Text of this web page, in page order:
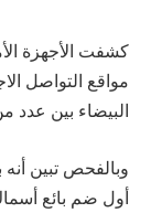
كشفت الأجهزة
مواقع التواصل
البيضاء بين عدد
أول ضم بائع